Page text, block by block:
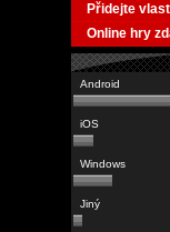
Přidejte
Online hry